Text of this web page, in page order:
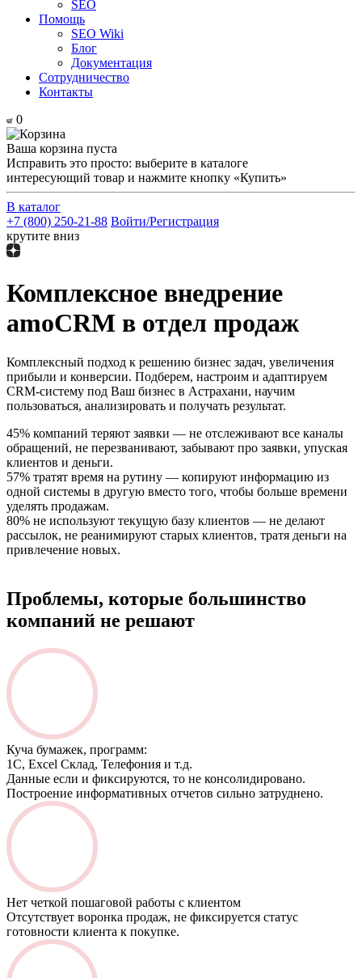
SEO
Помощь
SEO Wiki
Блог
Документация
Сотрудничество
Контакты
0
Ваша корзина пуста
Исправить это просто: выберите в каталоге
интересующий товар и нажмите кнопку «Купить»
В каталог
+7 (800) 250-21-88 Войти/Регистрация
крутите вниз
Комплексное внедрение
amoCRM в отдел продаж
Комплексный подход к решению бизнес задач, увеличения
прибыли и конверсии. Подберем, настроим и адаптируем
CRM-систему под Ваш бизнес в Астрахани, научим
пользоваться, анализировать и получать результат.
45% компаний теряют заявки — не отслеживают все каналы
обращений, не перезванивают, забывают про заявки, упуская
клиентов и деньги.
57% тратят время на рутину — копируют информацию из
одной системы в другую вместо того, чтобы больше времени
уделять продажам.
80% не используют текущую базу клиентов — не делают
рассылок, не реанимируют старых клиентов, тратя деньги на
привлечение новых.
Проблемы, которые большинство
компаний не решают
Куча бумажек, программ:
1С, Excel Склад, Телефония и т.д.
Данные если и фиксируются, то не консолидировано.
Построение информативных отчетов сильно затруднено.
Нет четкой пошаговой работы с клиентом
Отсутствует воронка продаж, не фиксируется статус
готовности клиента к покупке.